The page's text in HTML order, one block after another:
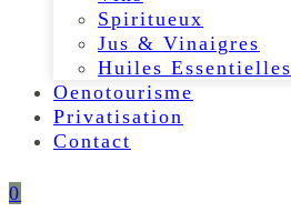
Spiritueux
Jus & Vinaigres
Huiles Essentielles
Oenotourisme
Privatisation
Contact
0